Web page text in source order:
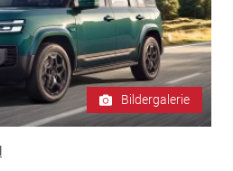
Bildergalerie